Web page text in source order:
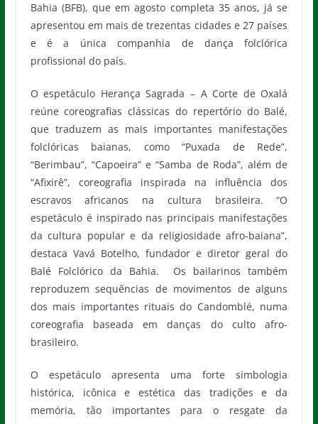
Bahia (BFB),que em agosto completa 35 anos, já se
apresentou em mais de trezentas cidades e 27 países
e é a única companhia de dança folclórica
profissional do país.
O espetáculo Herança Sagrada – A Corte de Oxalá
reúne coreografias clássicas do repertório do Balé,
que traduzem as mais importantes manifestações
folclóricas baianas, como “Puxada de Rede”,
“Berimbau”, “Capoeira” e “Samba de Roda”, além de
“Afixirê”, coreografia inspirada na influência dos
escravos africanos na cultura brasileira.“O
espetáculo é inspirado nas principais manifestações
da cultura popular e da religiosidade afro-baiana”,
destaca Vavá Botelho, fundador e diretor geral do
Balé Folclórico da Bahia. Os bailarinos também
reproduzem sequências de movimentos de alguns
dos mais importantes rituais do Candomblé, numa
coreografia baseada em danças do culto afro-
brasileiro.
O espetáculo apresenta uma forte simbologia
histórica, icônica e estética das tradições e da
memória, tão importantes para o resgate da